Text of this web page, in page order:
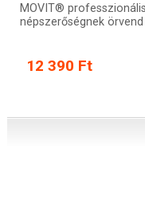
MOVIT®
népszerőségnek
12 390 Ft